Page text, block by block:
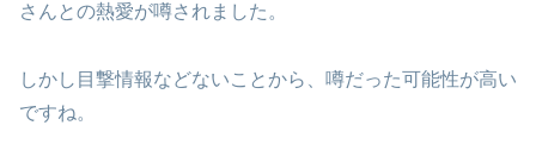
さんとの熱愛が噂されました。
しかし目撃情報などないことから、噂だった可能性が高い
ですね。